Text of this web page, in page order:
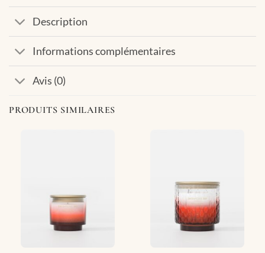
Description
Informations complémentaires
Avis (0)
PRODUITS SIMILAIRES